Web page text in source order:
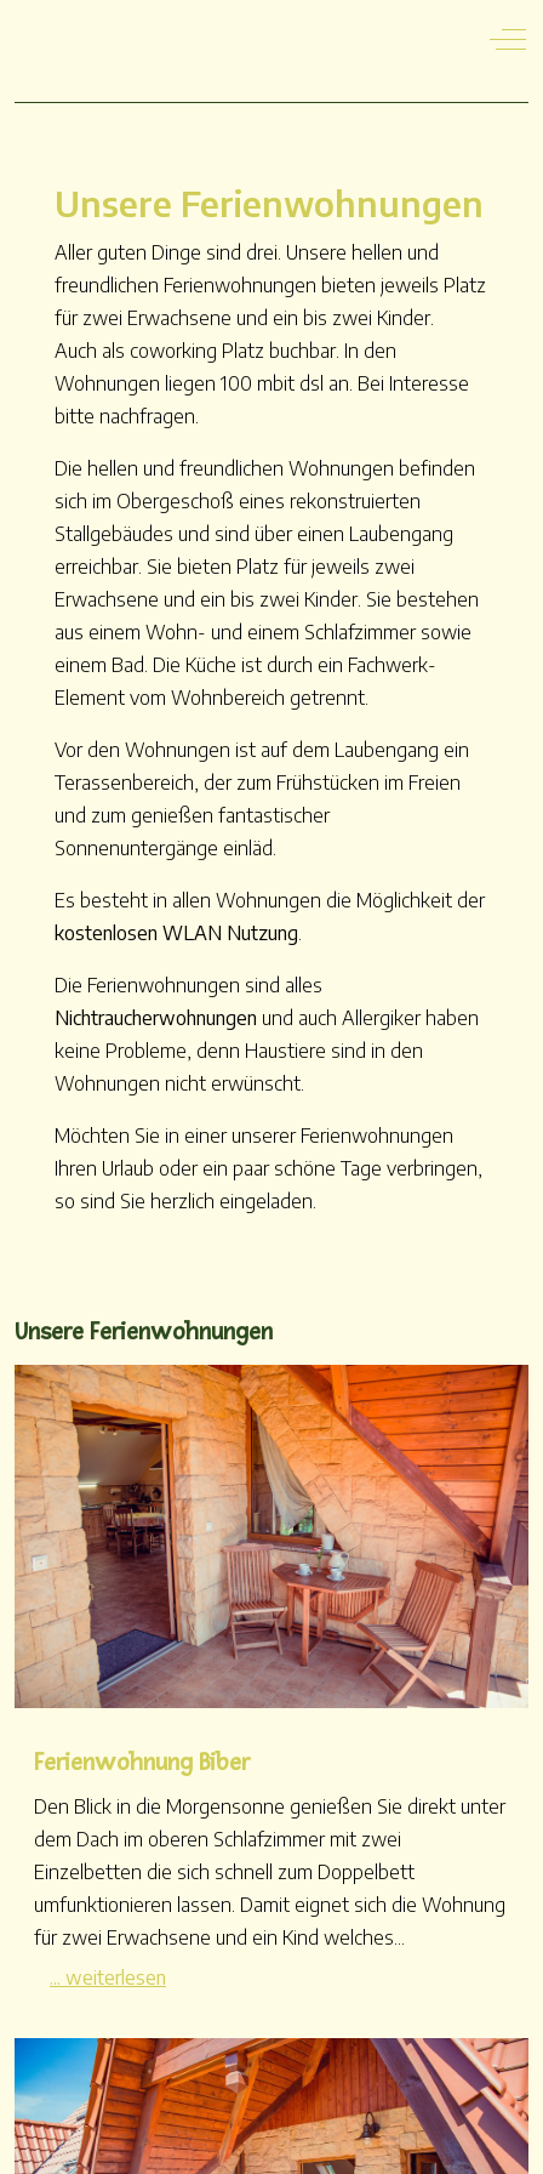
Off-
Unsere Ferienwohnungen
Aller guten Dinge sind drei. Unsere hellen und
freundlichen Ferienwohnungen bieten jeweils Platz
für zwei Erwachsene und ein bis zwei Kinder.
Auch als coworking Platz buchbar. In den
Wohnungen liegen 100 mbit dsl an. Bei Interesse
bitte nachfragen.
Die hellen und freundlichen Wohnungen befinden
sich im Obergeschoß eines rekonstruierten
Stallgebäudes und sind über einen Laubengang
erreichbar. Sie bieten Platz für jeweils zwei
Erwachsene und ein bis zwei Kinder. Sie bestehen
aus einem Wohn- und einem Schlafzimmer sowie
einem Bad. Die Küche ist durch ein Fachwerk-
Element vom Wohnbereich getrennt.
Vor den Wohnungen ist auf dem Laubengang ein
Terassenbereich, der zum Frühstücken im Freien
und zum genießen fantastischer
Sonnenuntergänge einläd.
Es besteht in allen Wohnungen die Möglichkeit der
kostenlosen WLAN Nutzung.
Die Ferienwohnungen sind alles
Nichtraucherwohnungen und auch Allergiker haben
keine Probleme, denn Haustiere sind in den
Wohnungen nicht erwünscht.
Möchten Sie in einer unserer Ferienwohnungen
Ihren Urlaub oder ein paar schöne Tage verbringen,
so sind Sie herzlich eingeladen.
Unsere Ferienwohnungen
Ferienwohnung Biber
Den Blick in die Morgensonne genießen Sie direkt unter
dem Dach im oberen Schlafzimmer mit zwei
Einzelbetten die sich schnell zum Doppelbett
umfunktionieren lassen. Damit eignet sich die Wohnung
für zwei Erwachsene und ein Kind welches...
... weiterlesen